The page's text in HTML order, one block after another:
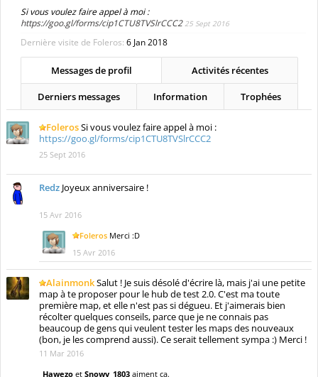
Si vous voulez faire appel à moi :
https://goo.gl/forms/cip1CTU8TVSlrCCC2 25 Sept 2016
Dernière visite de Foleros: 6 Jan 2018
Messages de profil Activités récentes
Derniers messages Information Trophées
FolerosSi vous voulez faire appel à moi :
https://goo.gl/forms/cip1CTU8TVSlrCCC2
25 Sept 2016
Redz Joyeux anniversaire !
15 Avr 2016
Foleros Merci :D
15 Avr 2016
AlainmonkSalut ! Je suis désolé d'écrire là, mais j'ai une petite
map à te proposer pour le hub de test 2.0. C'est ma toute
première map, et elle n'est pas si dégueu. Et j'aimerais bien
récolter quelques conseils, parce que je ne connais pas
beaucoup de gens qui veulent tester les maps des nouveaux
(bon, je les comprend aussi). Ce serait tellement sympa :) Merci !
11 Mar 2016
Hawezo et Snowy_1803 aiment ça.